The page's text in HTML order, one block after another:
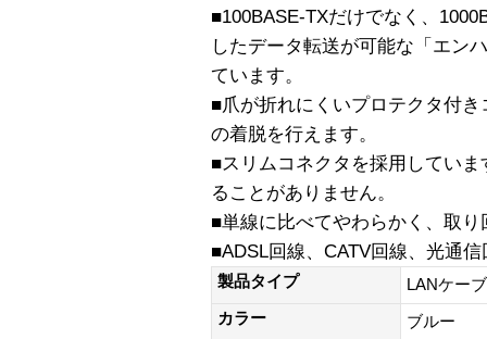
■100BASE-TXだけでなく、
したデータ転送が可能な「エン
ています。
■爪が折れにくいプロテクタ付
の着脱を行えます。
■スリムコネクタを採用してい
ることがありません。
■単線に比べてやわらかく、取
■ADSL回線、CATV回線、光通
製品タイプ
LANケー
カラー
ブルー